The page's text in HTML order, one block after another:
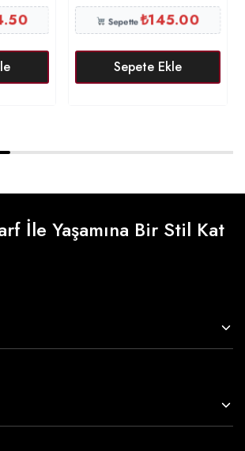
Sepette₺145.00
Sepete Ekle
İle Yaşamına Bir Stil Kat